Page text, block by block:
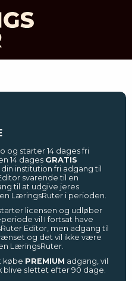
og starter 14 dages fri
14 dages GRATIS
institution fri adgang til
svarende til en
til at udgive jeres
LæringsRuter i perioden.
licensen og udløber
vil I fortsat have
Editor, men adgang til
og det vil ikke være
LæringsRuter.
købe PREMIUM adgang, vil
blive slettet efter 90 dage.